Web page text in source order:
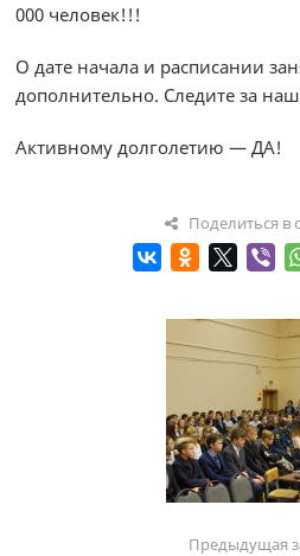
000 человек!!!
О дате начала и расписании
дополнительно. Следите за
Активному долголетию — ДА!
Поделиться в
Предыдущая